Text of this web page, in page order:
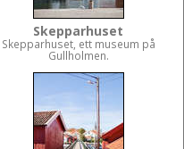
Skepparhuset
Skepparhuset, ett museum på
Gullholmen.